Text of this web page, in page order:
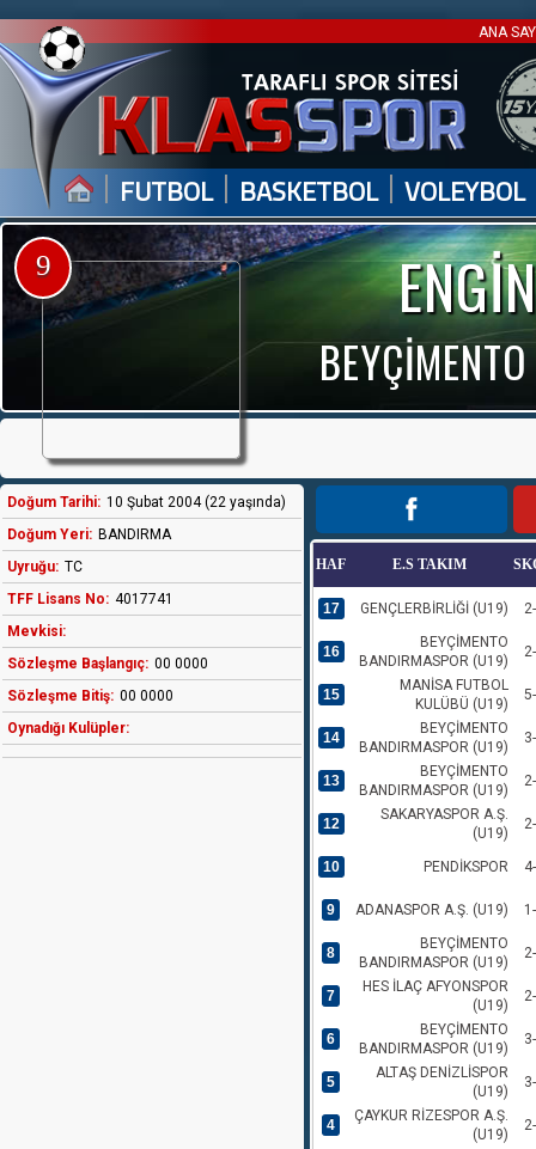
ANA
| FUTBOL | BASKETBOL | VOLEYBOL
9
Doğum Tarihi: 10 Şubat 2004 (22 yaşında)
Doğum Yeri: BANDIRMA
Uyruğu: TC
TFF Lisans No: 4017741
Mevkisi:
Sözleşme Başlangıç: 00 0000
Sözleşme Bitiş: 00 0000
Oynadığı Kulüpler:
HAF E.S TAKIM
17 GENÇLERBİRLİĞİ (U19)
16
BEYÇİMENTO
BANDIRMASPOR (U19)
15
MANİSA FUTBOL
KULÜBÜ (U19)
14
BEYÇİMENTO
BANDIRMASPOR (U19)
13
BEYÇİMENTO
BANDIRMASPOR (U19)
12
SAKARYASPOR A.Ş.
(U19)
10 PENDİKSPOR
9 ADANASPOR A.Ş. (U19)
8
BEYÇİMENTO
BANDIRMASPOR (U19)
7
HES İLAÇ AFYONSPOR
(U19)
6
BEYÇİMENTO
BANDIRMASPOR (U19)
5
ALTAŞ DENİZLİSPOR
(U19)
4
ÇAYKUR RİZESPOR A.Ş.
(U19)